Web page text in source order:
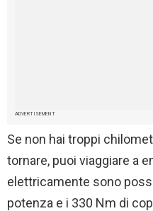
ADVERTISEMENT
Se non hai troppi
tornare, puoi viaggiare a
elettricamente sono
potenza e i 330 Nm di